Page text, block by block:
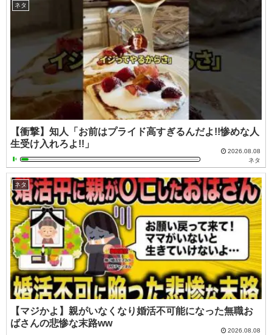
ネタ
【衝撃】知人「お前はプライド高すぎるんだよ!!惨めな人
生受け入れろよ!!」
2026.08.08
ネタ
ネタ
【マジかよ】親がいなくなり婚活不可能になった無職お
ばさんの悲惨な末路ww
2026.08.08